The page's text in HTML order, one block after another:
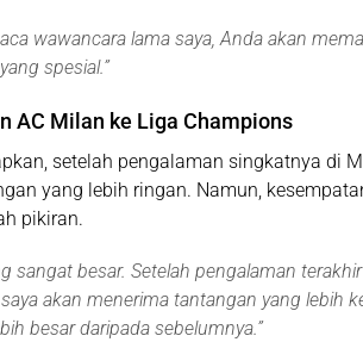
wawancara lama saya, Anda akan
spesial.”
AC Milan ke Liga Champions
setelah pengalaman singkatnya di
yang lebih ringan. Namun,
pikiran.
sangat besar. Setelah pengalaman
akan menerima tantangan yang lebih
besar daripada sebelumnya.”